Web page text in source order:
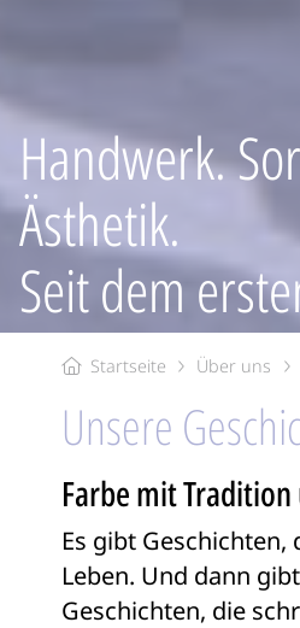
Handwerk.
Ästhetik.
Seit dem
Startseite Über uns
Unsere
Farbe mit
Es gibt Geschichten,
Leben. Und dann
Geschichten, die